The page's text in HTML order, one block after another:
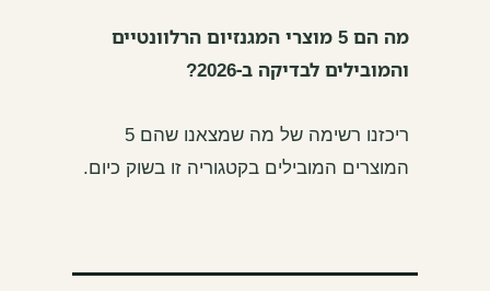
מה הם 5 מוצרי המגנזיום הרלוונטיים
והמובילים לבדיקה ב-2026?
ריכזנו רשימה של מה שמצאנו שהם 5
המוצרים המובילים בקטגוריה זו בשוק כיום.